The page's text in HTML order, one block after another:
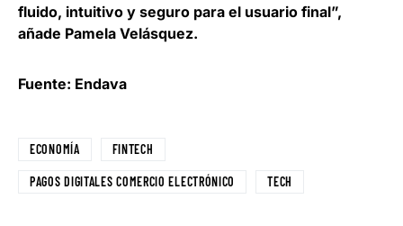
fluido, intuitivo y seguro para el usuario final”,
añade Pamela Velásquez.
Fuente: Endava
ECONOMÍA FINTECH
PAGOS DIGITALES COMERCIO ELECTRÓNICO TECH